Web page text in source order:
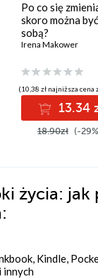
Po co się
skoro można być
sobą?
Irena Makower
(10,38 zł najniższa cena
13.34
18.90zł (-
życia:
Kindle,
innych